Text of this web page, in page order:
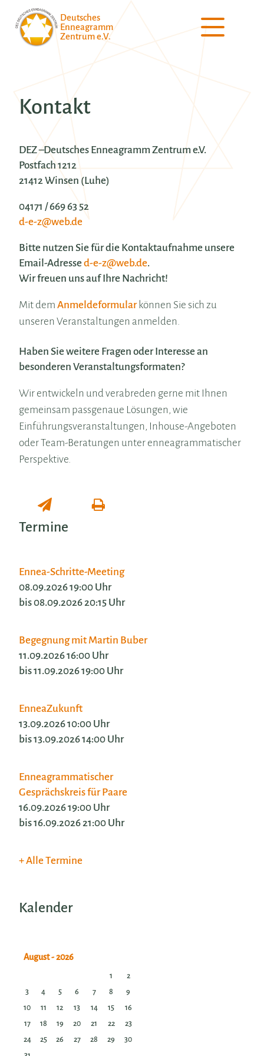
Deutsches
Enneagramm
Zentrum e.V.
Kontakt
DEZ –Deutsches Enneagramm Zentrum e.V.
Postfach 1212
21412 Winsen (Luhe)
04171 / 669 63 52
d-e-z@web.de
Bitte nutzen Sie für die Kontaktaufnahme unsere
Email-Adressed-e-z@web.de.
Wir freuen uns auf Ihre Nachricht!
Mit demAnmeldeformularkönnen Sie sich zu
unseren Veranstaltungen anmelden.
Haben Sie weitere Fragen oder Interesse an
besonderen Veranstaltungsformaten?
Wir entwickeln und verabreden gerne mit Ihnen
gemeinsam passgenaue Lösungen, wie
Einführungsveranstaltungen, Inhouse-Angeboten
oder Team-Beratungen unter enneagrammatischer
Perspektive.
Termine
Ennea-Schritte-Meeting
08.09.2026 19:00 Uhr
bis 08.09.2026 20:15 Uhr
Begegnung mit Martin Buber
11.09.2026 16:00 Uhr
bis 11.09.2026 19:00 Uhr
EnneaZukunft
13.09.2026 10:00 Uhr
bis 13.09.2026 14:00 Uhr
Enneagrammatischer
Gesprächskreis für Paare
16.09.2026 19:00 Uhr
bis 16.09.2026 21:00 Uhr
Alle Termine
Kalender
1
2
3
4 5 6 7 8
9
10
11 12 13 14 15
16
17
18 19 20 21 22
23
24
25 26 27 28 29
30